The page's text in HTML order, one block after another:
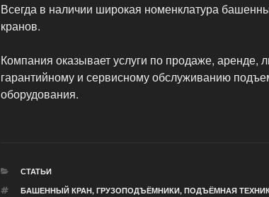
Всегда в наличии широкая номенклатура
кранов.
Компания оказывает услуги по продаже, аренде,
гарантийному и сервисному обслуживанию
оборудования.
РУБРИКИ
СТАТЬИ
МЕТКИ
БАШЕННЫЙ КРАН, ГРУЗОПОДЪЁМНИКИ, ПОДЪЁМНАЯ